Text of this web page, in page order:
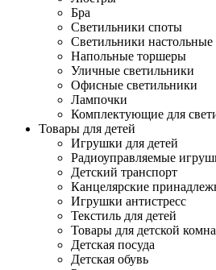
Бра
Светильники споты
Светильники настольные
Напольные торшеры
Уличные светильники
Офисные светильники
Лампочки
Комплектующие для
Товары для детей
Игрушки для детей
Радиоуправляемые
Детский транспорт
Канцелярские
Игрушки антистресс
Текстиль для детей
Товары для детской
Детская посуда
Детская обувь